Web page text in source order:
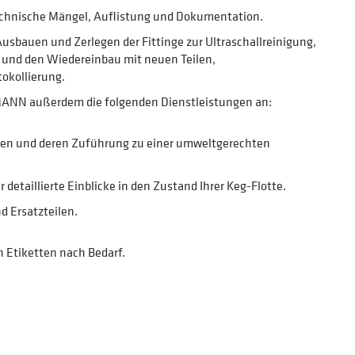
Mängel, Auflistung und Dokumentation.
und Zerlegen der Fittinge zur Ultraschallreinigung,
den Wiedereinbau mit neuen Teilen,
außerdem die folgenden Dienstleistungen an:
und deren Zuführung zu einer umweltgerechten
Einblicke in den Zustand Ihrer Keg-Flotte.
Ersatzteilen.
Etiketten nach Bedarf.